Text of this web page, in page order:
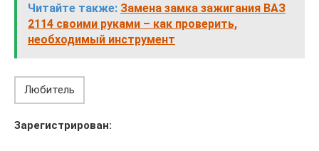
Читайте также: Замена замка зажигания ВАЗ
2114 своими руками – как проверить,
необходимый инструмент
Любитель
Зарегистрирован: